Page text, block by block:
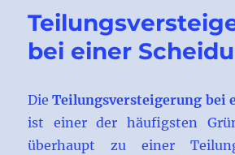
bei einer
DieTeilungsversteigerung bei
ist einer der häufigsten
überhaupt zu einer